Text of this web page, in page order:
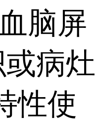
脑屏
病灶
性使